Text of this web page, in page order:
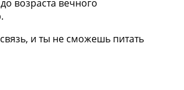
возраста вечного
и ты не сможешь питать